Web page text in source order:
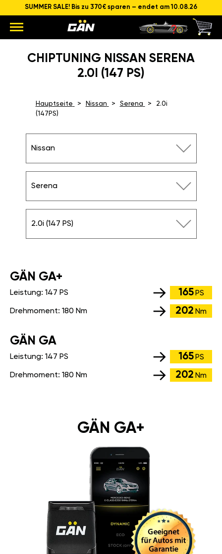
SUMMER SALE! Bis zu 370€ sparen – endet am 10.08.26
CHIPTUNING NISSAN SERENA
2.0I (147 PS)
Hauptseite Nissan Serena
2.0i
(147PS)
Nissan
Serena
2.0i (147 PS)
GÄN GA+
Leistung: 147 PS 165 PS
Drehmoment: 180 Nm 202 Nm
GÄN GA
Leistung: 147 PS 165 PS
Drehmoment: 180 Nm 202 Nm
GÄN GA+